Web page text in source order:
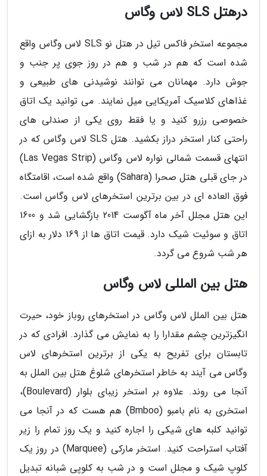
درهتل SLS لاس وگاس
مجموعه استخر فاکس تیل در هتل نو SLS لاس وگاس واقع
شده است که هم در شب و هم در روز جوی پر جنب و
جوش دارد. مهمانان می توانند نوشیدنی های طبیعی و
غذاهای کلاسیک آمریکایی میل نمایند. می توانید یک اتاق
خصوصی رزرو کنید و یا فقط روی یکی از صندلی های
راحتی کنار استخر دراز بکشید. هتل SLS لاس وگاس که در
انتهای قسمت شمالی نواره لاس وگاس (Las Vegas Strip)
در جای قبلی هتل صحرا (Sahara) واقع شده است، اقامتگاه
فوق العاده ای در بین برترین استخرهای لاس وگاس است.
این هتل مجلل آخر ماه آگوست 2014 بازگشایی شد و 1600
اتاق و سوئیت شیک دارد. قیمت اتاق ها از 169 دلار به ازای
هر شب شروع می گردد.
هتل بین المللی لاس وگاس
هتل بین الملل لاس وگاس در استخرهای روباز خود، حیرت
انگیزترین چشم مقدارا را به نمایش می گذارد. افرادی که در
تابستان برای تفریح به یکی از برترین استخرهای لاس
وگاس می آیند به خاطر استخرهای شلوغ هتل بین الملل به
آنجا می روند. علاوه بر استخر زیبای بلوار (Boulevard)،
استخری به نام بامبو (Bmboo) هم هست که در آنجا می
توانید کلبه های شیکی را اجاره کنید و یک روز تمام را زیر
آفتاب استراحت کنید. استخر مارکی (Marquee) در روز یک
کلوپ شیک و مجلل است و در شب به کلوپی شبانه تبدیل